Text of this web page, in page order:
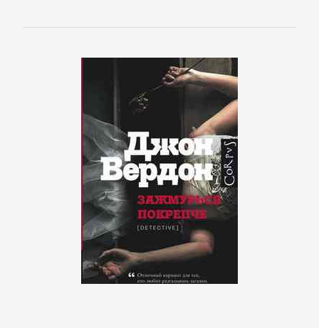
литература
ДОМАШНИЙ
Автомобили